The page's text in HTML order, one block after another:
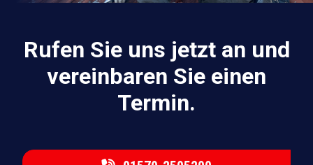
Rufen Sie uns jetzt an und
vereinbaren Sie einen
Termin.